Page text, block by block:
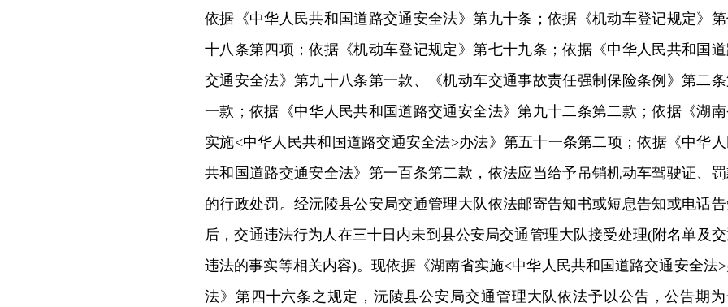
依据《中华人民共和国道路交通安全法》第九十条；依据《机动车登记规定》
十八条第四项；依据《机动车登记规定》第七十九条；依据《中华人民共和国
交通安全法》第九十八条第一款、《机动车交通事故责任强制保险条例》第二
一款；依据《中华人民共和国道路交通安全法》第九十二条第二款；依据《湖
实施<中华人民共和国道路交通安全法>办法》第五十一条第二项；依据《中华
共和国道路交通安全法》第一百条第二款，依法应当给予吊销机动车驾驶证、
的行政处罚。经沅陵县公安局交通管理大队依法邮寄告知书或短息告知或电话
后，交通违法行为人在三十日内未到县公安局交通管理大队接受处理(附名单及
违法的事实等相关内容)。现依据《湖南省实施<中华人民共和国道路交通安全法
法》第四十六条之规定，沅陵县公安局交通管理大队依法予以公告，公告期